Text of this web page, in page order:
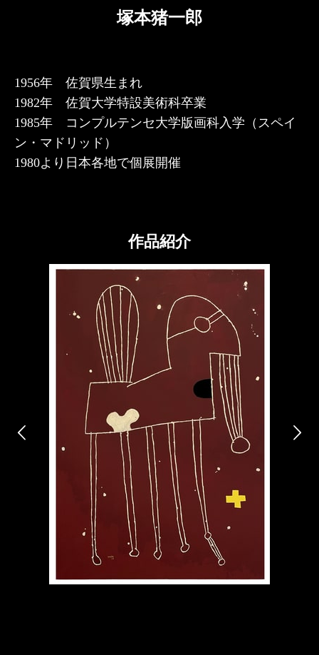
塚本猪一郎
1956年 佐賀県生まれ
1982年 佐賀大学特設美術科卒業
1985年 コンプルテンセ大学版画科入学（スペイ
ン・マドリッド）
1980より日本各地で個展開催
作品紹介